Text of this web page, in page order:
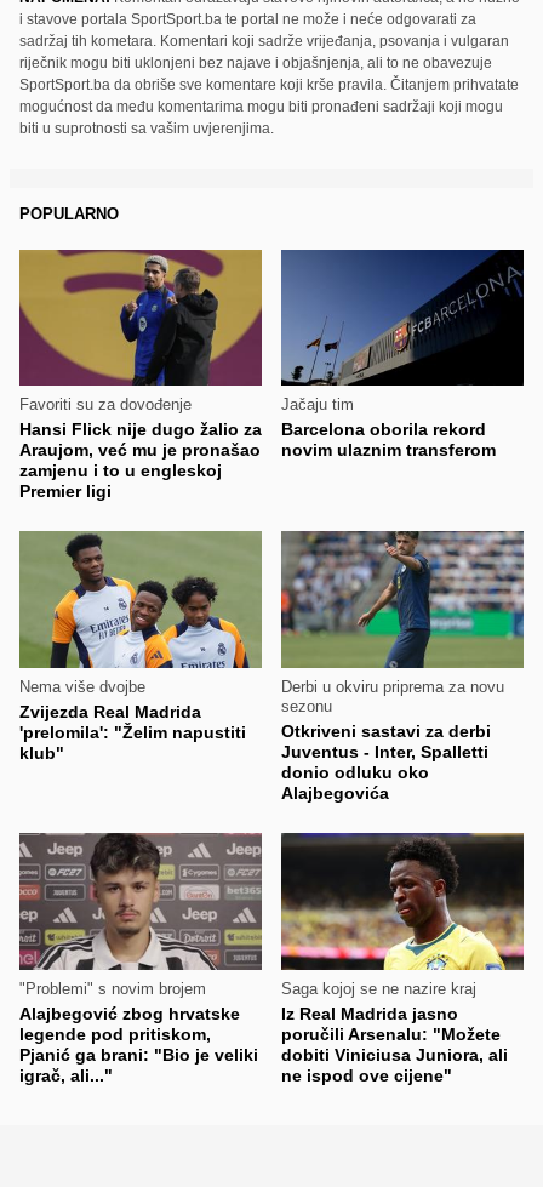
i stavove portala SportSport.ba te portal ne može i neće odgovarati za
sadržaj tih kometara. Komentari koji sadrže vrijeđanja, psovanja i vulgaran
riječnik mogu biti uklonjeni bez najave i objašnjenja, ali to ne obavezuje
SportSport.ba da obriše sve komentare koji krše pravila. Čitanjem prihvatate
mogućnost da među komentarima mogu biti pronađeni sadržaji koji mogu
biti u suprotnosti sa vašim uvjerenjima.
POPULARNO
Favoriti su za dovođenje
Hansi Flick nije dugo žalio za
Araujom, već mu je pronašao
zamjenu i to u engleskoj
Premier ligi
Jačaju tim
Barcelona oborila rekord
novim ulaznim transferom
Nema više dvojbe
Zvijezda Real Madrida
'prelomila': "Želim napustiti
klub"
Derbi u okviru priprema za novu
sezonu
Otkriveni sastavi za derbi
Juventus - Inter, Spalletti
donio odluku oko
Alajbegovića
"Problemi" s novim brojem
Alajbegović zbog hrvatske
legende pod pritiskom,
Pjanić ga brani: "Bio je veliki
igrač, ali..."
Saga kojoj se ne nazire kraj
Iz Real Madrida jasno
poručili Arsenalu: "Možete
dobiti Viniciusa Juniora, ali
ne ispod ove cijene"